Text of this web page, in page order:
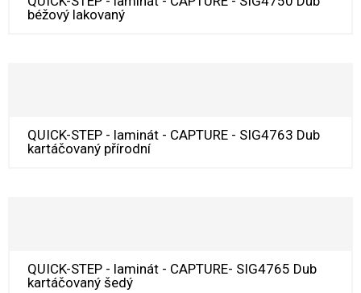
béžový lakovaný
QUICK-STEP - laminát - CAPTURE - SIG4763 Dub
kartáčovaný přírodní
QUICK-STEP - laminát - CAPTURE- SIG4765 Dub
kartáčovaný šedý